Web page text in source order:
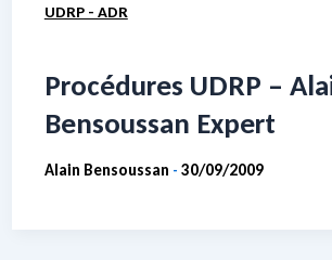
UDRP - ADR
Procédures UDRP –
Bensoussan Expert
Alain Bensoussan - 30/09/2009